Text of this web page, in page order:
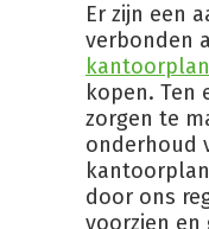
Er zijn een
verbonden
kopen. Ten
zorgen te
onderhoud
door ons
voorzien en